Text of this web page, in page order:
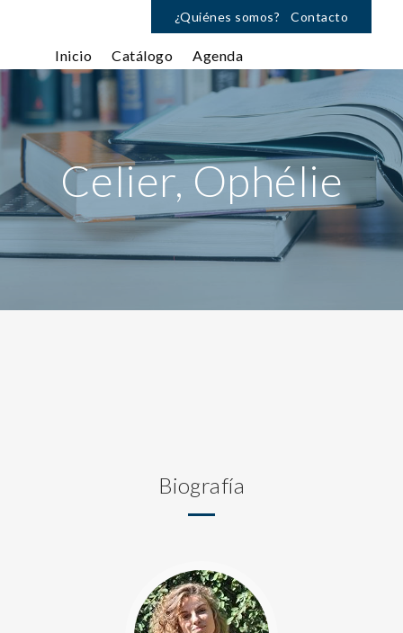
¿Quiénes somos? Contacto
Inicio Catálogo Agenda
Celier, Ophélie
Biografía